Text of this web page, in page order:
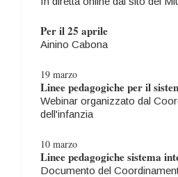
Per il 25 aprile
Ainino Cabona
19 marzo
Linee pedagogiche per il
Webinar organizzato dal
dell'infanzia
10 marzo
Linee pedagogiche sistema
Documento del